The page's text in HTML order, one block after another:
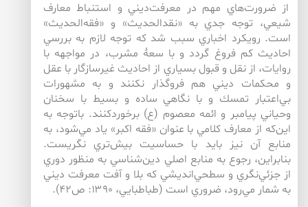
از ضرورت‌هاي مهم در معرفت‌ديني و استنباط معارف
شيعي، توجه جدي به «نقدالحديث» و «فقه‌الحديث»
است. رويكرد اخباري سبب شد كه توجه لازم به بررسي
احاديث كم فروغ گردد و با سعۀ مشرب، در مواجهه با
روايات، از نقل و قبول بسياري از احاديث غيرسازگار با عقل
و محكمات ديني هم فروگذار نكنند و به مشهورات
بي‌اعتبار تمسك و با نگاهي ساده و بسيط با سخنان
وحياني پيامبر و ائمه معصوم (ع) برخوردكنند. باتوجه به
اين‌‌كه از معارف كلامي با عنوان «فقه اكبر» ياد مي‌شود، به
منابع آن نيز بايد با حساسيت بيش‌‌تري نگريست.
بنابراين، رجوع به منابع اصلي دين‌شناسي به منظور دوري
از جزئي‌نگري و سطحي‌انديشي كه بلا و آفت معرفت ديني
به شمار مي‌رود، ضروري است (طباطبايي، ۱۳۹۰: ص۴۲).